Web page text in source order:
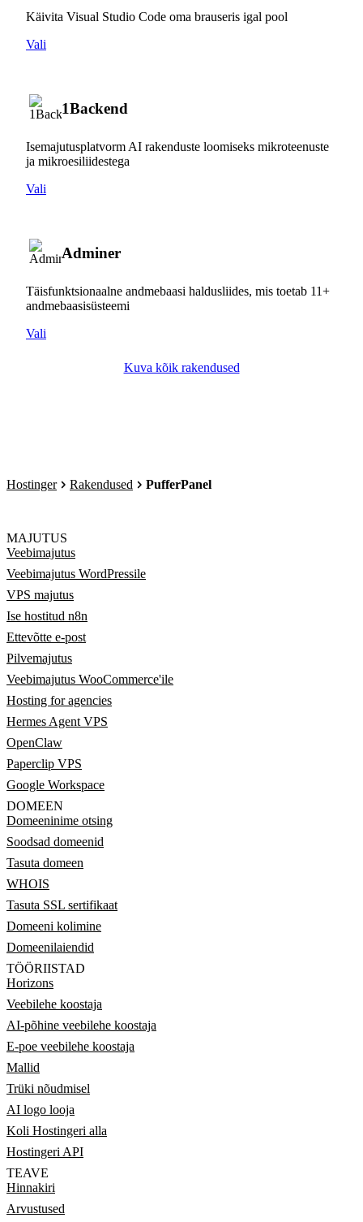
Käivita Visual Studio Code oma brauseris igal pool
Vali
1Backend
Isemajutusplatvorm AI rakenduste loomiseks mikroteenuste
ja mikroesiliidestega
Vali
Adminer
Täisfunktsionaalne andmebaasi haldusliides, mis toetab 11+
andmebaasisüsteemi
Vali
Kuva kõik rakendused
Hostinger Rakendused PufferPanel
MAJUTUS
Veebimajutus
Veebimajutus WordPressile
VPS majutus
Ise hostitud n8n
Ettevõtte e-post
Pilvemajutus
Veebimajutus WooCommerce'ile
Hosting for agencies
Hermes Agent VPS
OpenClaw
Paperclip VPS
Google Workspace
DOMEEN
Domeeninime otsing
Soodsad domeenid
Tasuta domeen
WHOIS
Tasuta SSL sertifikaat
Domeeni kolimine
Domeenilaiendid
TÖÖRIISTAD
Horizons
Veebilehe koostaja
AI-põhine veebilehe koostaja
E-poe veebilehe koostaja
Mallid
Trüki nõudmisel
AI logo looja
Koli Hostingeri alla
Hostingeri API
TEAVE
Hinnakiri
Arvustused